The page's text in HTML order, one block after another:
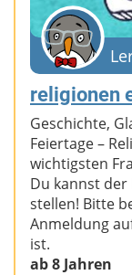
religionen
Geschichte,
Feiertage –
wichtigsten
Du kannst der
stellen! Bitte
Anmeldung
ist.
ab 8 Jahren